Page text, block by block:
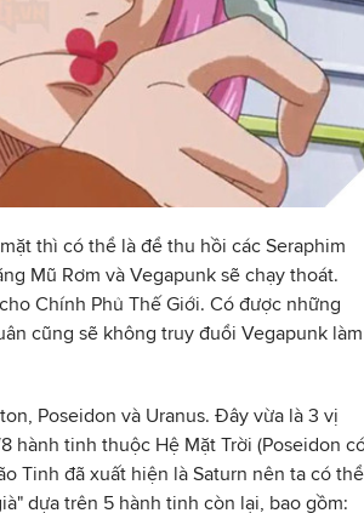
thì có thể là để thu hồi các Seraphim
Mũ Rơm và Vegapunk sẽ chạy thoát.
Chính Phủ Thế Giới. Có được những
cũng sẽ không truy đuổi Vegapunk làm
Poseidon và Uranus. Đây vừa là 3 vị
hành tinh thuộc Hệ Mặt Trời (Poseidon
Tinh đã xuất hiện là Saturn nên ta có thể
dựa trên 5 hành tinh còn lại, bao gồm: